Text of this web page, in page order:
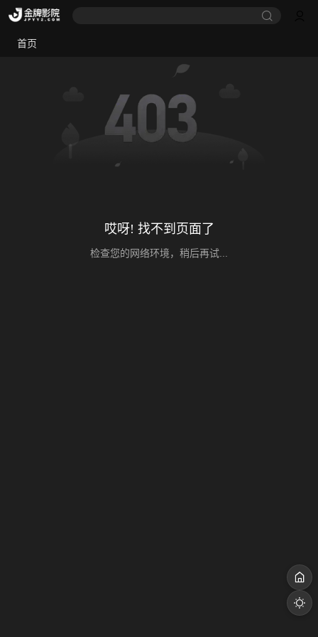
首页
哎呀! 找不到页面了
检查您的网络环境，稍后再试...